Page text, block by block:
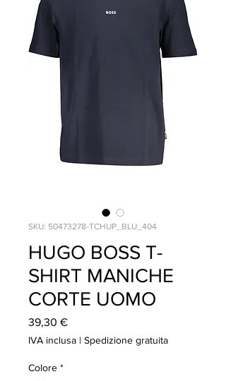
SKU: 50473278-TCHUP_BLU_404
HUGO BOSS T-
SHIRT MANICHE
CORTE UOMO
39,30 €Prezzo
IVA inclusa | Spedizione gratuita
Colore *